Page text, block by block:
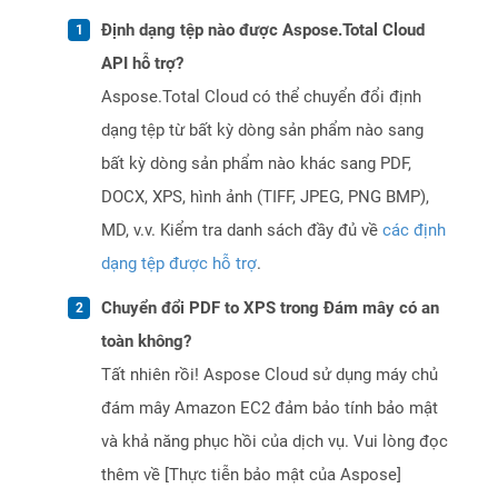
Định dạng tệp nào được Aspose.Total Cloud
API hỗ trợ?
Aspose.Total Cloud có thể chuyển đổi định
dạng tệp từ bất kỳ dòng sản phẩm nào sang
bất kỳ dòng sản phẩm nào khác sang PDF,
DOCX, XPS, hình ảnh (TIFF, JPEG, PNG BMP),
MD, v.v. Kiểm tra danh sách đầy đủ về các định
dạng tệp được hỗ trợ.
Chuyển đổi PDF to XPS trong Đám mây có an
toàn không?
Tất nhiên rồi! Aspose Cloud sử dụng máy chủ
đám mây Amazon EC2 đảm bảo tính bảo mật
và khả năng phục hồi của dịch vụ. Vui lòng đọc
thêm về [Thực tiễn bảo mật của Aspose]